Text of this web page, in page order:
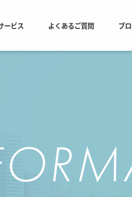
ービス よくあるご質問 ブ